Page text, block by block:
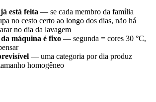
está feita — se cada membro da família
no cesto certo ao longo dos dias, não há
no dia da lavagem
máquina é fixo — segunda = cores 30 °C,
— uma categoria por dia produz
homogêneo